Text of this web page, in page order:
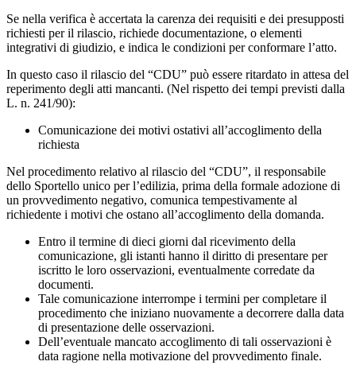
Se nella verifica è accertata la carenza dei requisiti e dei presupposti
richiesti per il rilascio, richiede documentazione, o elementi
integrativi di giudizio, e indica le condizioni per conformare l’atto.
In questo caso il rilascio del “CDU” può essere ritardato in attesa del
reperimento degli atti mancanti. (Nel rispetto dei tempi previsti dalla
L. n. 241/90):
Comunicazione dei motivi ostativi all’accoglimento della
richiesta
Nel procedimento relativo al rilascio del “CDU”, il responsabile
dello Sportello unico per l’edilizia, prima della formale adozione di
un provvedimento negativo, comunica tempestivamente al
richiedente i motivi che ostano all’accoglimento della domanda.
Entro il termine di dieci giorni dal ricevimento della
comunicazione, gli istanti hanno il diritto di presentare per
iscritto le loro osservazioni, eventualmente corredate da
documenti.
Tale comunicazione interrompe i termini per completare il
procedimento che iniziano nuovamente a decorrere dalla data
di presentazione delle osservazioni.
Dell’eventuale mancato accoglimento di tali osservazioni è
data ragione nella motivazione del provvedimento finale.